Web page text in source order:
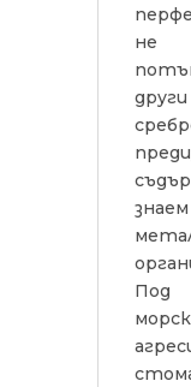
не
Под